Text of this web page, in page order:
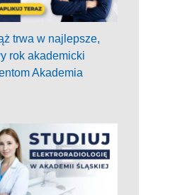
trwa w najlepsze,
rok akademicki
Akademia